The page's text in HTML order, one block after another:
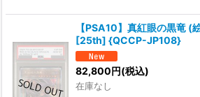
【PSA10】真紅眼の黒竜 (
[25th] {QCCP-JP108}
82,800円(税込)
在庫なし